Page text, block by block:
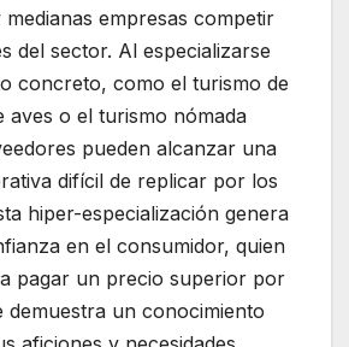
medianas empresas competir
del sector. Al especializarse
concreto, como el turismo de
aves o el turismo nómada
pueden alcanzar una
difícil de replicar por los
hiper-especialización genera
en el consumidor, quien
pagar un precio superior por
demuestra un conocimiento